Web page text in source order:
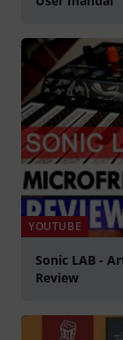
YOUTUBE
Sonic LAB -
Review